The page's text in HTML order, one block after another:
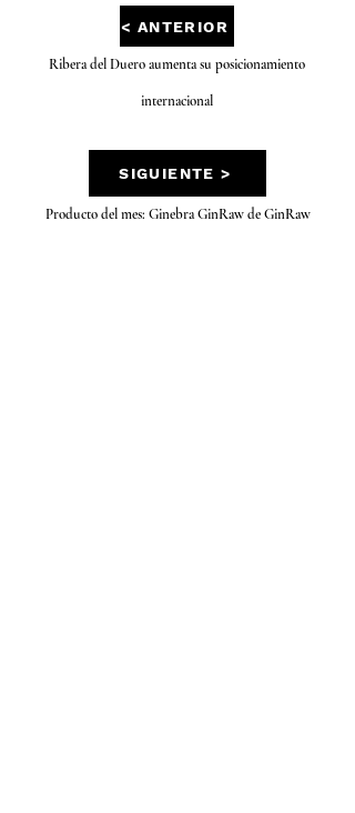
< ANTERIOR
Ribera del Duero aumenta su posicionamiento
internacional
SIGUIENTE >
Producto del mes: Ginebra GinRaw de GinRaw